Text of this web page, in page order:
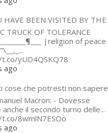
HAVE BEEN VISITED BY THE
TRUCK OF TOLERANCE
|religion of peace
yUD4QSKQ78
ago
cose che potresti non sapere
Macron: - Dovesse
anche il secondo turno delle...
8wmlN7ESOo
ago